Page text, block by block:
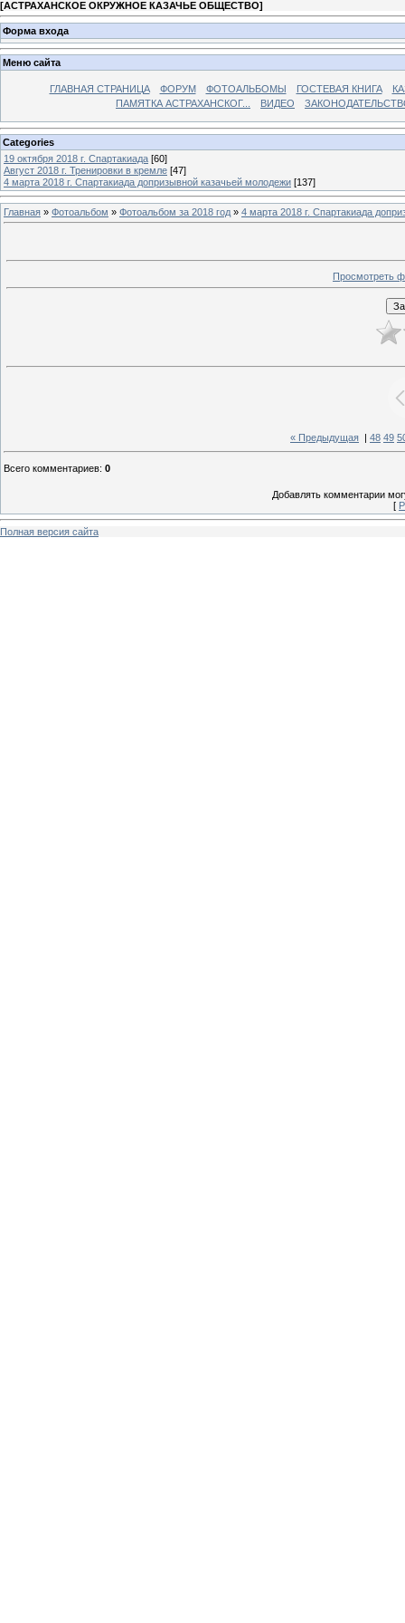
[АСТРАХАНСКОЕ ОКРУЖНОЕ КАЗАЧЬЕ ОБЩЕСТВО]
Форма входа
Меню сайта
ГЛАВНАЯ СТРАНИЦА ФОРУМ ФОТОАЛЬБОМЫ ГОСТЕВАЯ КНИГА
ПАМЯТКА АСТРАХАНСКОГ...
ВИДЕО
Categories
19 октября 2018 г. Спартакиада [60]
Август 2018 г. Тренировки в кремле [47]
4 марта 2018 г. Спартакиада допризывной казачьей молодежи [137]
Главная » Фотоальбом » Фотоальбом за 2018 год » 4 марта 2018 г. Спартакиада
Просмотреть
« Предыдущая 48 49
Всего комментариев: 0
Добавлять комментарии
[
Полная версия сайта